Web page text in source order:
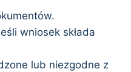
wniosek składa
lub niezgodne z